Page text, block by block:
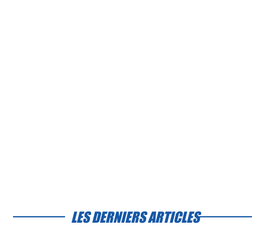
LES DERNIERS ARTICLES